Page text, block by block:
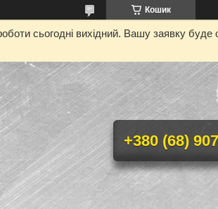
Кошик
сьогодні вихідний. Вашу заявку буде
+380 (68)